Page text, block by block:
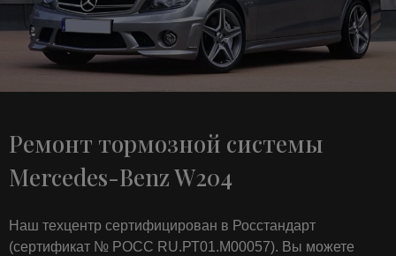
Ремонт тормозной системы
Mercedes-Benz W204
Наш техцентр сертифицирован в Росстандарт
(сертификат № РОСС RU.РТ01.М00057). Вы можете